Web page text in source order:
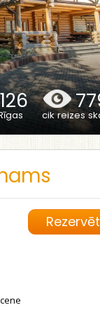
126
cik reizes
Rezervēt